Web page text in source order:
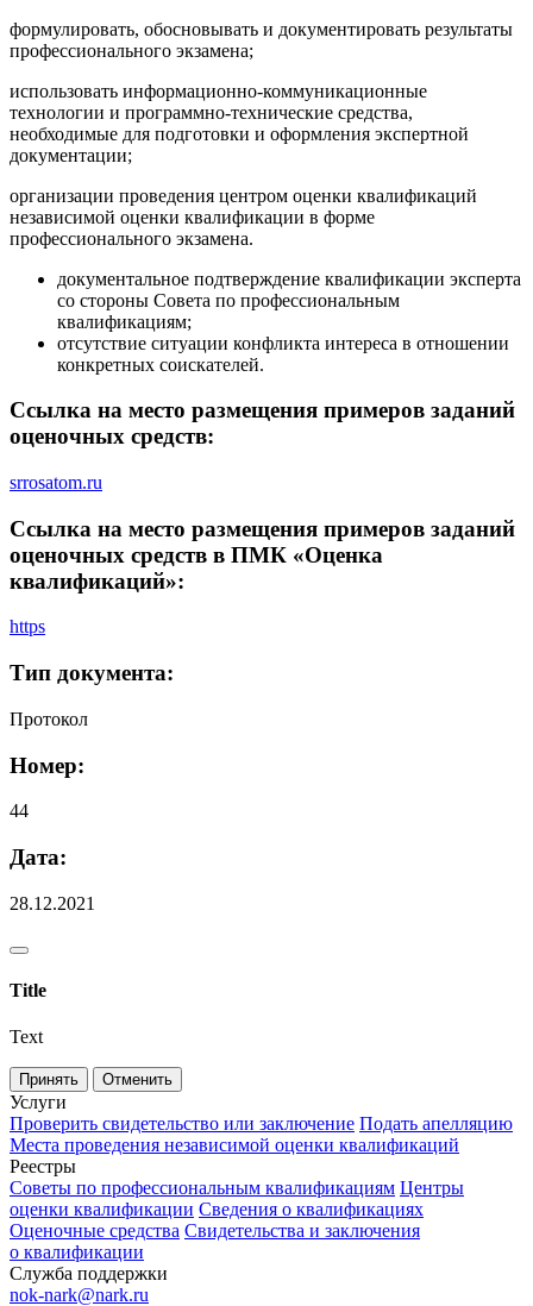
формулировать, обосновывать и документировать результаты
профессионального экзамена;
использовать информационно-коммуникационные
технологии и программно-технические средства,
необходимые для подготовки и оформления экспертной
документации;
организации проведения центром оценки квалификаций
независимой оценки квалификации в форме
профессионального экзамена.
документальное подтверждение квалификации эксперта
со стороны Совета по профессиональным
квалификациям;
отсутствие ситуации конфликта интереса в отношении
конкретных соискателей.
Ссылка на место размещения примеров заданий
оценочных средств:
srrosatom.ru
Ссылка на место размещения примеров заданий
оценочных средств в ПМК «Оценка
квалификаций»:
https
Тип документа:
Протокол
Номер:
44
Дата:
28.12.2021
Title
Text
Принять Отменить
Услуги
Проверить свидетельство или заключение Подать апелляцию
Места проведения независимой оценки квалификаций
Реестры
Советы по профессиональным квалификациям Центры
оценки квалификации Сведения о квалификациях
Оценочные средства Свидетельства и заключения
о квалификации
Служба поддержки
nok-nark@nark.ru